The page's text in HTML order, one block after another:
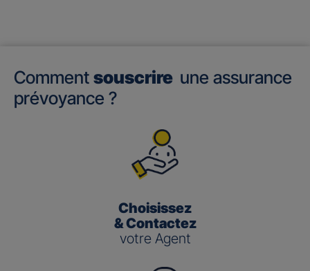
Comment souscrire une assurance
prévoyance ?
Choisissez
& Contactez
votre Agent